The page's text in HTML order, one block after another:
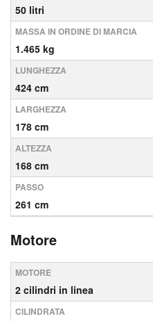
50 litri
MASSA IN ORDINE DI MARCIA
1.465 kg
LUNGHEZZA
424 cm
LARGHEZZA
178 cm
ALTEZZA
168 cm
PASSO
261 cm
Motore
MOTORE
2 cilindri in linea
CILINDRATA